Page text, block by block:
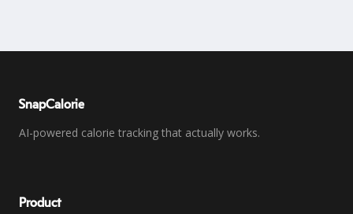
SnapCalorie
AI-powered calorie tracking that actually works.
Product